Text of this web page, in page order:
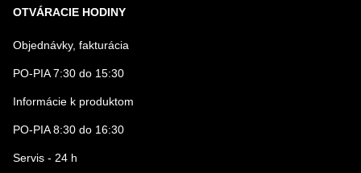
OTVÁRACIE HODINY
Objednávky, fakturácia
PO-PIA 7:30 do 15:30
Informácie k produktom
PO-PIA 8:30 do 16:30
Servis - 24 h